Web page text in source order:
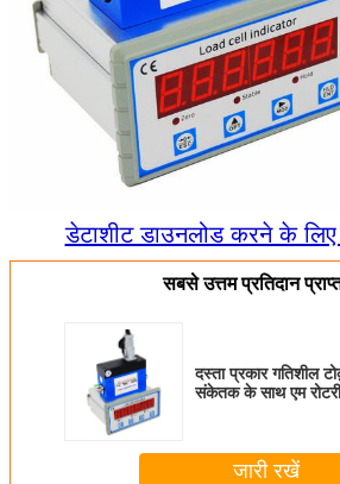
डेटाशीट डाउनलोड करने के
सबसे उत्तम प्रतिदान
दस्ता प्रकार गतिशील
संकेतक के साथ एम
जारी रखें